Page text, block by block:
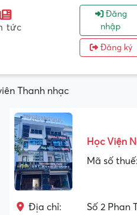
tức
Đăng
nhập
Đăng ký
Thanh nhạc
Học Viện
Mã số thuế:
Địa chỉ:
Số 2 Phan